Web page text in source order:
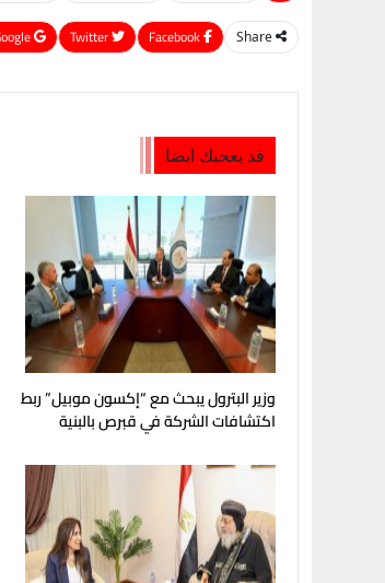
Share
Google+
قد يعجبك ايضا
وزير البترول يبحث مع “إكسون موبيل” ربط
اكتشافات الشركة في قبرص بالبنية